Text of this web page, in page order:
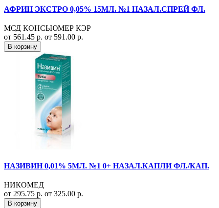
АФРИН ЭКСТРО 0,05% 15МЛ. №1 НАЗАЛ.СПРЕЙ ФЛ.
МСД КОНСЬЮМЕР КЭР
от 561.45 р. от 591.00 р.
В корзину
НАЗИВИН 0,01% 5МЛ. №1 0+ НАЗАЛ.КАПЛИ ФЛ./КАП.
НИКОМЕД
от 295.75 р. от 325.00 р.
В корзину